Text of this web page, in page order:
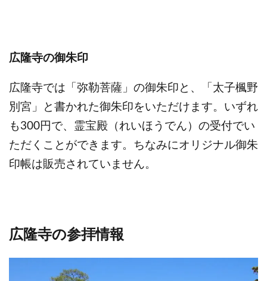
広隆寺の御朱印
広隆寺では「弥勒菩薩」の御朱印と、「太子楓野
別宮」と書かれた御朱印をいただけます。いずれ
も300円で、霊宝殿（れいほうでん）の受付でい
ただくことができます。ちなみにオリジナル御朱
印帳は販売されていません。
広隆寺の参拝情報